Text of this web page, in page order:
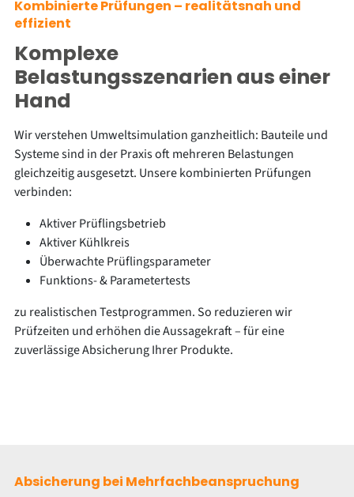
Kombinierte Prüfungen – realitätsnah und
effizient
Komplexe
Belastungsszenarien aus einer
Hand
Wir verstehen Umweltsimulation ganzheitlich: Bauteile und
Systeme sind in der Praxis oft mehreren Belastungen
gleichzeitig ausgesetzt. Unsere kombinierten Prüfungen
verbinden:
Aktiver Prüflingsbetrieb
Aktiver Kühlkreis
Überwachte Prüflingsparameter
Funktions- & Parametertests
zu realistischen Testprogrammen. So reduzieren wir
Prüfzeiten und erhöhen die Aussagekraft – für eine
zuverlässige Absicherung Ihrer Produkte.
Absicherung bei Mehrfachbeanspruchung